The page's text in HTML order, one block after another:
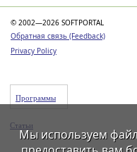
© 2002—2026 SOFTPORTAL
Обратная связь (Feedback)
Privacy Policy
Программы
Статьи
Мы используем